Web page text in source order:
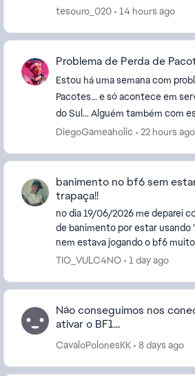
ou Fifa aparece pedindo uma
tesouro_020 14 hours ago
Problema de Perda de
Estou há uma semana com
Pacotes... e só acontece em
do Sul... Alguém também com
DiegoGameaholic
22 hours ago
banimento no bf6 sem
trapaça!!
no dia 19/06/2026 me deparei
de banimento por estar usando
nem estava jogando o bf6
eles usam mais sou um jogador
TIO_VULC4NO 1 day ago
Não conseguimos nos
ativar o BF1...
CavaloPolonesKK 8 days ago